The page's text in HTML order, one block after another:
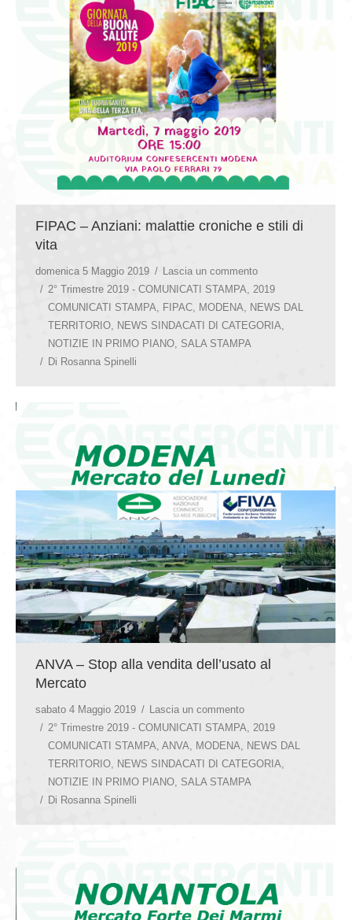
FIPAC – Anziani: malattie croniche e stili di
vita
domenica 5 Maggio 2019
Lascia un commento
2° Trimestre 2019 - COMUNICATI STAMPA, 2019
COMUNICATI STAMPA, FIPAC, MODENA, NEWS DAL
TERRITORIO, NEWS SINDACATI DI CATEGORIA,
NOTIZIE IN PRIMO PIANO, SALA STAMPA
Di Rosanna Spinelli
ANVA – Stop alla vendita dell’usato al
Mercato
sabato 4 Maggio 2019
Lascia un commento
2° Trimestre 2019 - COMUNICATI STAMPA
2019
COMUNICATI STAMPA ANVA MODENA
NEWS DAL
TERRITORIO NEWS SINDACATI DI CATEGORIA
NOTIZIE IN PRIMO PIANO SALA STAMPA
Di Rosanna Spinelli